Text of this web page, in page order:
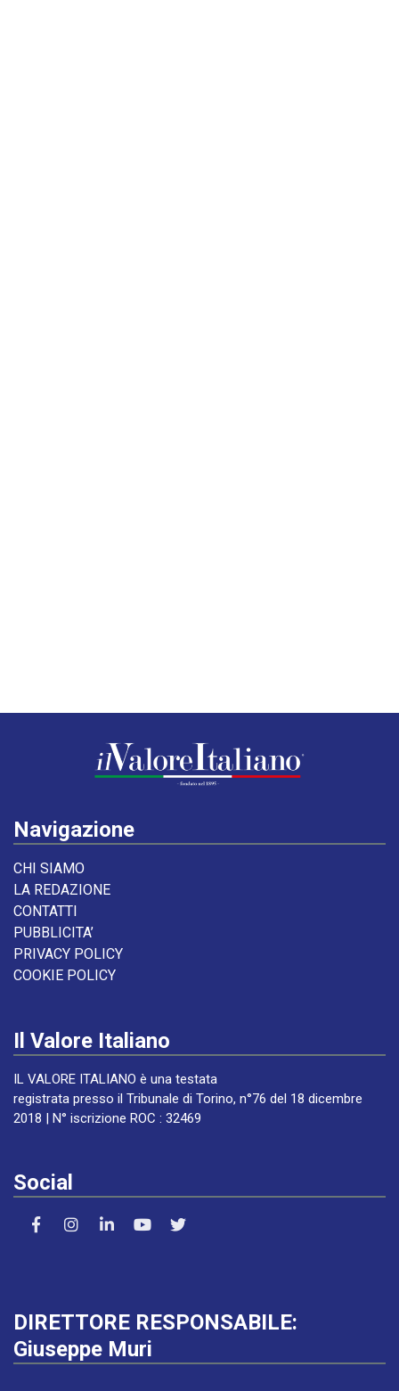
Navigazione
CHI SIAMO
LA REDAZIONE
CONTATTI
PUBBLICITA’
PRIVACY POLICY
COOKIE POLICY
Il Valore Italiano
IL VALORE ITALIANO è una testata
registrata presso il Tribunale di Torino, n°76 del 18 dicembre
2018 | N° iscrizione ROC : 32469
Social
DIRETTORE RESPONSABILE:
Giuseppe Muri